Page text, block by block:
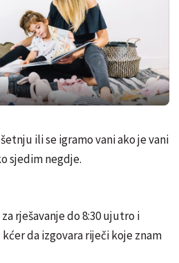
ili se igramo vani ako je vani
sjedim negdje.
rješavanje do 8:30 ujutro i
da izgovara riječi koje znam